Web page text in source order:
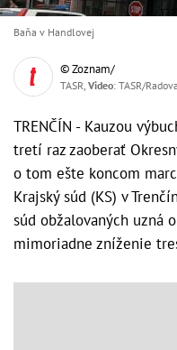
Baňa v Handlovej
© Zoznam/
TASR, Video: TASR/
TRENČÍN - Kauzou
tretí raz zaoberať
o tom ešte koncom
Krajský súd (KS) v
súd obžalovaných uzná
mimoriadne zníženie